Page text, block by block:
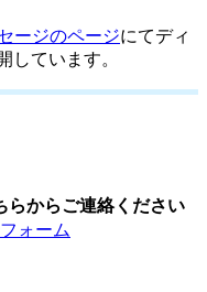
ージのページにてディ
しています。
らからご連絡ください
ォーム